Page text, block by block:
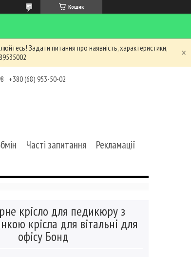
Кошик
Задати питання про наявність, характеристики,
+380 (68) 953-50-02
Часті запитання
Рекламації
крісло для педикюру з
крісла для вітальні для
офісу Бонд